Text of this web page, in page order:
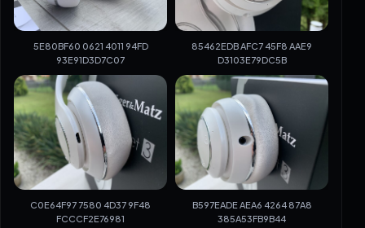
5E80BF60 0621 4011 94FD
93E91D3D7C07
85462EDB AFC7 45F8 AAE9
D3103E79DC5B
C0E64F97 7580 4D37 9F48
FCCCF2E76981
B597EADE AEA6 4264 87A8
385A53FB9B44